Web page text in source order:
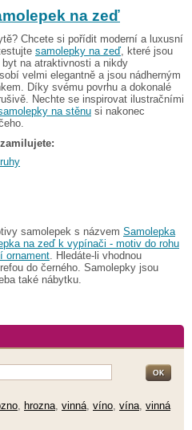
na zeď
Chcete si pořídit moderní a luxusní
samolepky na zeď, které jsou
na atraktivnosti a nikdy
velmi elegantně a jsou nádherným
Díky svému povrhu a dokonalé
Nechte se inspirovat ilustračními
na stěnu si nakonec
samolepek s názvem Samolepka
na zeď k vypínači - motiv do rohu
ornament . Hledáte-li vhodnou
do černého. Samolepky jsou
také nábytku.
hrozna vinná víno vína vinná